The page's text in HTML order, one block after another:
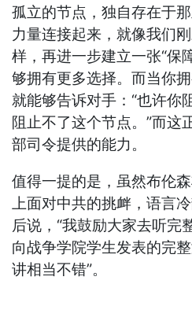
孤立的节点，独自存在于
力量连接起来，就像我们
样，再进一步建立一张“保
够拥有更多选择。而当你
就能够告诉对手：“也许你
阻止不了这个节点。”而这
部司令提供的能力。
值得一提的是，虽然布伦
上面对中共的挑衅，语言
后说，“我鼓励大家去听完
向战争学院学生发表的完
讲相当不错”。